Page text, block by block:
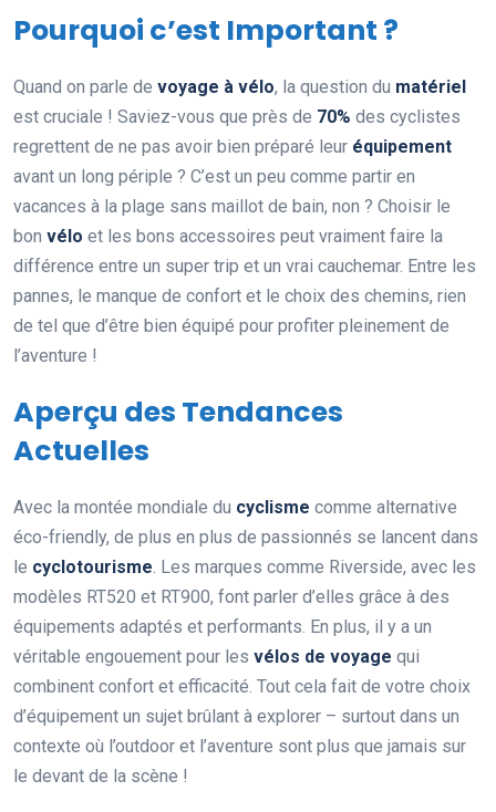
Pourquoi c’est Important ?
Quand on parle de voyage à vélo, la question du matériel
est cruciale ! Saviez-vous que près de 70% des cyclistes
regrettent de ne pas avoir bien préparé leur équipement
avant un long périple ? C’est un peu comme partir en
vacances à la plage sans maillot de bain, non ? Choisir le
bon vélo et les bons accessoires peut vraiment faire la
différence entre un super trip et un vrai cauchemar. Entre les
pannes, le manque de confort et le choix des chemins, rien
de tel que d’être bien équipé pour profiter pleinement de
l’aventure !
Aperçu des Tendances
Actuelles
Avec la montée mondiale du cyclisme comme alternative
éco-friendly, de plus en plus de passionnés se lancent dans
le cyclotourisme. Les marques comme Riverside, avec les
modèles RT520 et RT900, font parler d’elles grâce à des
équipements adaptés et performants. En plus, il y a un
véritable engouement pour les vélos de voyage qui
combinent confort et efficacité. Tout cela fait de votre choix
d’équipement un sujet brûlant à explorer – surtout dans un
contexte où l’outdoor et l’aventure sont plus que jamais sur
le devant de la scène !